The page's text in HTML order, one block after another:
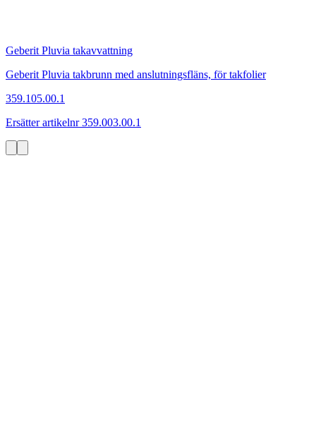
Geberit Pluvia takavvattning
Geberit Pluvia takbrunn med anslutningsfläns, för takfolier
359.105.00.1
Ersätter artikelnr 359.003.00.1